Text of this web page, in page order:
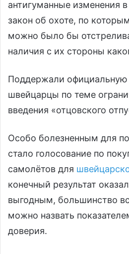
антигуманные изменения
закон об охоте, по
можно было бы
наличия с их стороны
Поддержали официальную
швейцарцы по теме
введения «отцовского
Особо болезненным для
стало голосование по
самолётов для
конечный результат
выгодным, большинство
можно назвать
доверия.